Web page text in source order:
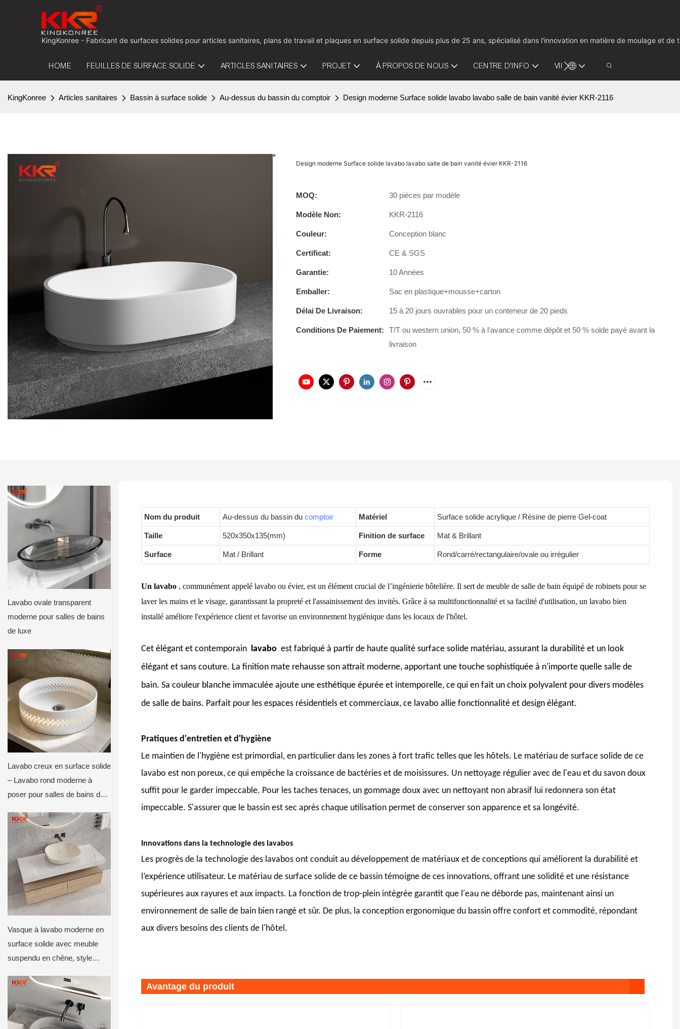
KingKonree - Fabricant de surfaces solides pour articles sanitaires, plans de travail et plaques en surface solide depuis plus de 25 ans, spécialisé dans l'innovation en matière de moulage et de
HOME FEUILLES DE SURFACE SOLIDE ARTICLES SANITAIRES PROJET À PROPOS DE NOUS CENTRE D'INFO VIDÉO CONTACTEZ-NOUS
KingKonree Articles sanitaires Bassin à surface solide Au-dessus du bassin du comptoir Design moderne Surface solide lavabo lavabo salle de bain vanité évier KKR-2116
Design moderne Surface solide lavabo lavabo salle de bain vanité évier KKR-2116
MOQ: 30 pièces par modèle
Modèle Non: KKR-2116
Couleur: Conception blanc
Certificat: CE & SGS
Garantie: 10 Années
Emballer: Sac en plastique+mousse+carton
Délai De Livraison: 15 à 20 jours ouvrables pour un conteneur de 20 pieds
Conditions De Paiement:
T/T ou western union, 50 % à l'avance comme dépôt et 50 % solde payé avant la
livraison
Lavabo ovale transparent
moderne pour salles de bains
de luxe
Lavabo creux en surface solide
– Lavabo rond moderne à
poser pour salles de bains de
Vasque à lavabo moderne en
surface solide avec meuble
suspendu en chêne, style
Nom du produit Au-dessus du bassin du comptoir Matériel Surface solide acrylique / Résine de pierre Gel-coat
Taille 520x350x135(mm) Finition de surface Mat & Brillant
Surface Mat / Brillant Forme Rond/carré/rectangulaire/ovale ou irrégulier
Un lavabo , communément appelé lavabo ou évier, est un élément crucial de l’ingénierie hôtelière. Il sert de meuble de salle de bain équipé de robinets pour se
laver les mains et le visage, garantissant la propreté et l'assainissement des invités. Grâce à sa multifonctionnalité et sa facilité d'utilisation, un lavabo bien
installé améliore l'expérience client et favorise un environnement hygiénique dans les locaux de l'hôtel.
Cet élégant et contemporain lavabo est fabriqué à partir de haute qualité surface solide matériau, assurant la durabilité et un look
élégant et sans couture. La finition mate rehausse son attrait moderne, apportant une touche sophistiquée à n'importe quelle salle de
bain. Sa couleur blanche immaculée ajoute une esthétique épurée et intemporelle, ce qui en fait un choix polyvalent pour divers modèles
de salle de bains. Parfait pour les espaces résidentiels et commerciaux, ce lavabo allie fonctionnalité et design élégant.
Pratiques d'entretien et d'hygiène
Le maintien de l'hygiène est primordial, en particulier dans les zones à fort trafic telles que les hôtels. Le matériau de surface solide de ce
lavabo est non poreux, ce qui empêche la croissance de bactéries et de moisissures. Un nettoyage régulier avec de l'eau et du savon doux
suffit pour le garder impeccable. Pour les taches tenaces, un gommage doux avec un nettoyant non abrasif lui redonnera son état
impeccable. S'assurer que le bassin est sec après chaque utilisation permet de conserver son apparence et sa longévité.
Innovations dans la technologie des lavabos
Les progrès de la technologie des lavabos ont conduit au développement de matériaux et de conceptions qui améliorent la durabilité et
l’expérience utilisateur. Le matériau de surface solide de ce bassin témoigne de ces innovations, offrant une solidité et une résistance
supérieures aux rayures et aux impacts. La fonction de trop-plein intégrée garantit que l'eau ne déborde pas, maintenant ainsi un
environnement de salle de bain bien rangé et sûr. De plus, la conception ergonomique du bassin offre confort et commodité, répondant
aux divers besoins des clients de l'hôtel.
Avantage du produit